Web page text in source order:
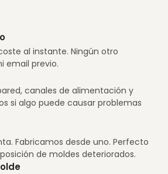
al instante. Ningún otro
email previo.
canales de alimentación y
si algo puede causar problemas
Fabricamos desde uno. Perfecto
de moldes deteriorados.